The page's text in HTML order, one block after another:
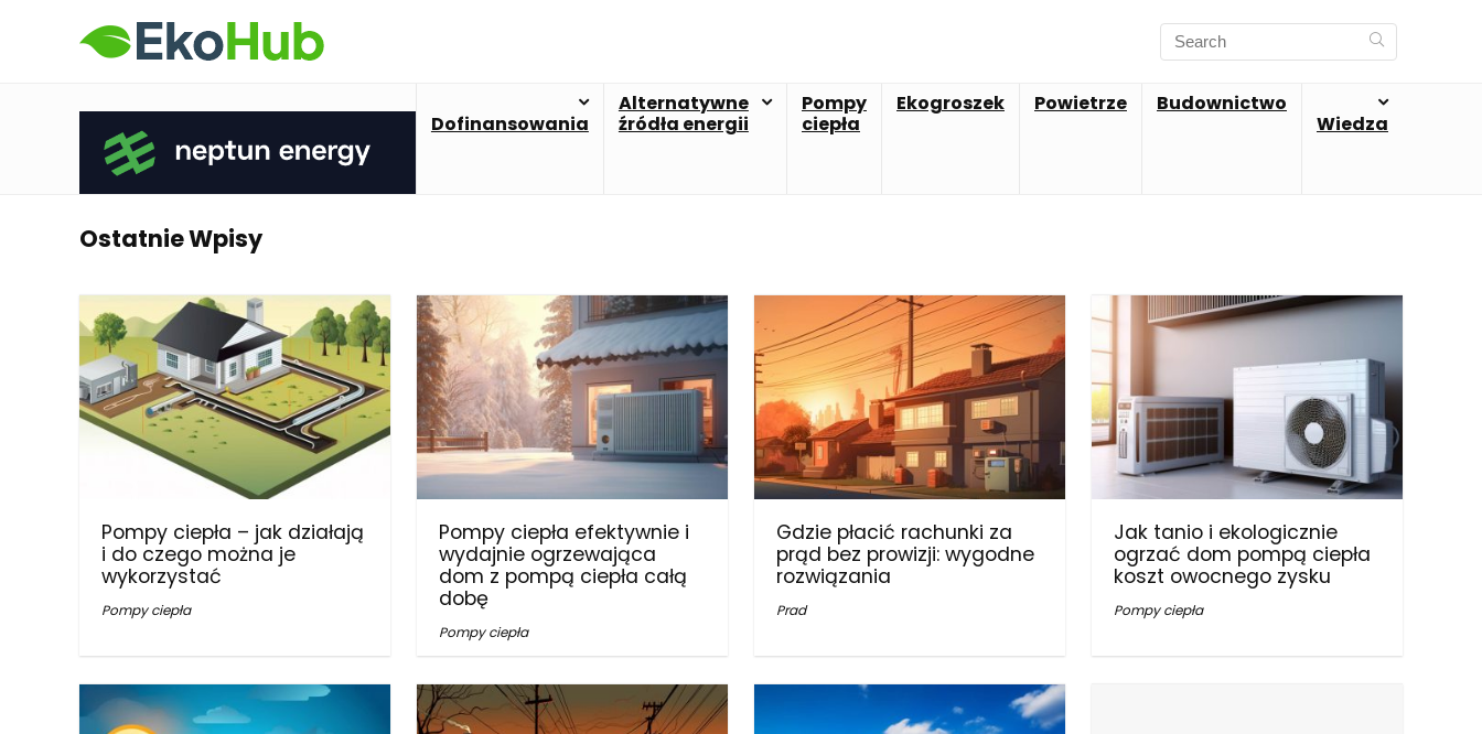
Dofinansowania
Alternatywne
źródła energii
Pompy
ciepła
Ekogroszek Powietrze
Budownictwo
Wiedza
Ostatnie Wpisy
Pompy ciepła – jak działają
i do czego można je
wykorzystać
Pompy ciepła
Pompy ciepła efektywnie i
wydajnie ogrzewająca
dom z pompą ciepła całą
dobę
Pompy ciepła
Gdzie płacić rachunki za
prąd bez prowizji: wygodne
rozwiązania
Prad
Jak tanio i ekologicznie
ogrzać dom pompą ciepła
koszt owocnego zysku
Pompy ciepła